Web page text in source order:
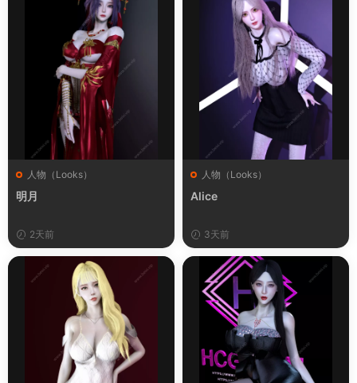
人物（Looks）
明月
2天前
人物（Looks）
Alice
3天前